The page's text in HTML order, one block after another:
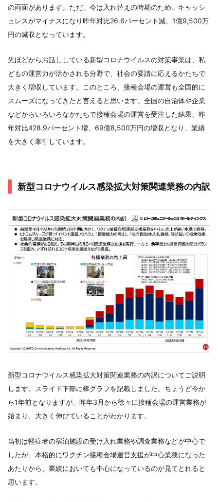
の両面があります。ただ、今は入れ替えの時期のため、キャッシ
ュレスがマイナスになり昨年対比26.6パーセント減、1億9,500万
円の減収となっています。
先ほどからお話ししている新型コロナウイルスの対策事業は、私
どもの運営力が活かされる分野で、社会の要請に応えるかたちで
大きく増収しています。このところ、接種会場の運営も全国的に
スムーズになってきたと言えると思います。全国の自治体や企業
などからいろいろなかたちで接種会場の運営を受注した結果、昨
年対比428.9パーセント増、69億8,500万円の増収となり、業績
を大きく牽引しています。
新型コロナウイルス感染拡大対策関連業務の内訳
新型コロナウイルス感染拡大対策関連業務の内訳についてご説明
します。スライド下部に棒グラフを記載しました。ちょうど今か
ら1年前となりますが、昨年3月から徐々に接種会場の運営業務が
始まり、大きく伸びていることがわかります。
当初は軽症者の宿泊施設の受け入れ業務や調査業務などが中心で
したが、本格的にワクチン接種会場運営支援が中心業務になった
あたりから、業績においても中心になっているのが見てとれると
思います。